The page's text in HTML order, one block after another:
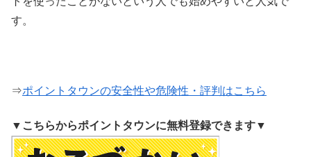
す。
⇒ポイントタウンの安全性や危険性・評判はこちら
▼ こちらからポイントタウンに無料登録できます▼